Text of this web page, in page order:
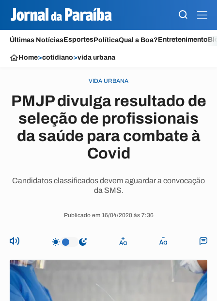
Últimas NotíciasEsportesPolíticaQual a Boa?Entretenimento
Home>cotidiano>vida urbana
VIDA URBANA
PMJP divulga resultado de
seleção de profissionais
da saúde para combate à
Covid
Candidatos classificados devem aguardar a convocação
da SMS.
Publicado em 16/04/2020 às 7:36